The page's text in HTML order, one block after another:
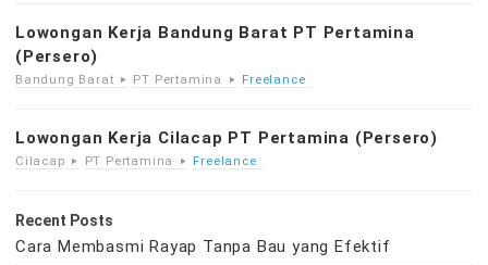
Lowongan Kerja Bandung Barat PT Pertamina
(Persero)
Bandung Barat PT Pertamina Freelance
Lowongan Kerja Cilacap PT Pertamina (Persero)
Cilacap PT Pertamina Freelance
Recent Posts
Cara Membasmi Rayap Tanpa Bau yang Efektif